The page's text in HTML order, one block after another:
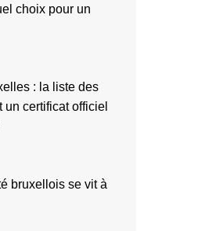
choix pour un
: la liste des
certificat officiel
bruxellois se vit à